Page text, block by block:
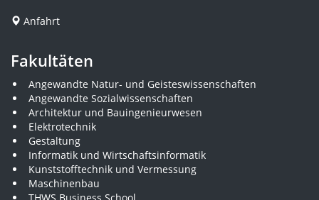
Anfahrt
Fakultäten
Angewandte Natur- und Geisteswissenschaften
Angewandte Sozialwissenschaften
Architektur und Bauingenieurwesen
Elektrotechnik
Gestaltung
Informatik und Wirtschaftsinformatik
Kunststofftechnik und Vermessung
Maschinenbau